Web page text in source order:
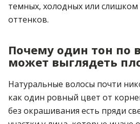
темных, холодных или
оттенков.
Почему один тон по
может выглядеть
Натуральные волосы почти
как один ровный цвет от
без окрашивания есть пряди